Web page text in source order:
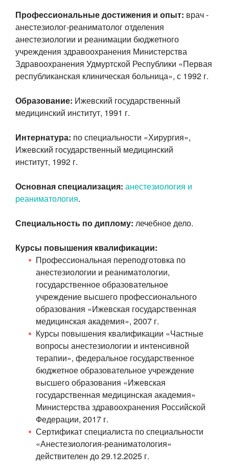
Профессиональные достижения и опыт: врач -
анестезиолог-реаниматолог отделения
анестезиологии и реанимации бюджетного
учреждения здравоохранения Министерства
Здравоохранения Удмуртской Республики «Первая
республиканская клиническая больница», с 1992 г.
Образование: Ижевский государственный
медицинский институт, 1991 г.
Интернатура: по специальности «Хирургия»,
Ижевский государственный медицинский
институт, 1992 г.
Основная специализация: анестезиология и
реаниматология.
Специальность по диплому: лечебное дело.
Курсы повышения квалификации:
Профессиональная переподготовка по
анестезиологии и реаниматологии,
государственное образовательное
учреждение высшего профессионального
образования «Ижевская государственная
медицинская академия», 2007 г.
Курсы повышения квалификации «Частные
вопросы анестезиологии и интенсивной
терапии», федеральное государственное
бюджетное образовательное учреждение
высшего образования «Ижевская
государственная медицинская академия»
Министерства здравоохранения Российской
Федерации, 2017 г.
Сертификат специалиста по специальности
«Анестезиология-реаниматология»
действителен до29.12.2025 г.